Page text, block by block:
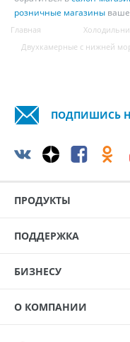
розничные магазины
Главная
Двухкамерные с нижней
ПОДПИШИСЬ
ПРОДУКТЫ
ПОДДЕРЖКА
БИЗНЕСУ
О КОМПАНИИ